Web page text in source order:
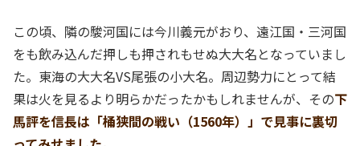
この頃、隣の駿河国には今川義元がおり、遠江国・三河国
をも飲み込んだ押しも押されもせぬ大大名となっていまし
た。東海の大大名VS尾張の小大名。周辺勢力にとって結
果は火を見るより明らかだったかもしれませんが、その下
馬評を信長は「桶狭間の戦い（1560年）」で見事に裏切